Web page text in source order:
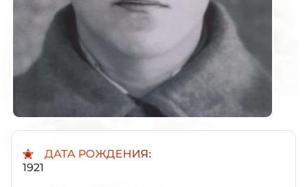
ДАТА РОЖДЕНИЯ:
1921